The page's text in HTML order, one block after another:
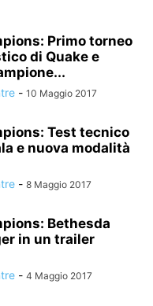
Primo torneo
di Quake e
- 10 Maggio 2017
Test tecnico
e nuova modalità
- 8 Maggio 2017
Bethesda
in un trailer
- 4 Maggio 2017